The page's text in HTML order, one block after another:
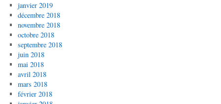
janvier 2019
décembre 2018
novembre 2018
octobre 2018
septembre 2018
juin 2018
mai 2018
avril 2018
mars 2018
février 2018